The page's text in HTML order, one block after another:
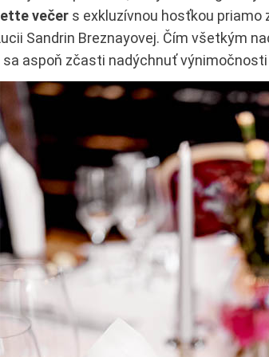
večers exkluzívnou hosťkou priamo
Sandrin Breznayovej. Čím všetkým
sa aspoň zčasti nadýchnuť